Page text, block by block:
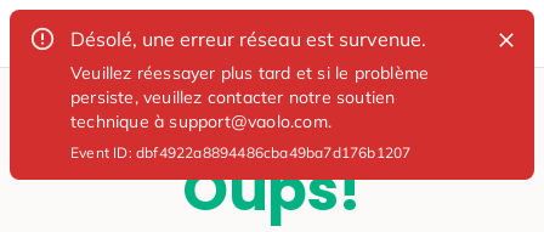
Désolé, une erreur réseau est survenue.
Veuillez réessayer plus tard et si le problème
persiste, veuillez contacter notre soutien
technique à support@vaolo.com.
Event ID:dbf4922a8894486cba49ba7d176b1207
Oups!